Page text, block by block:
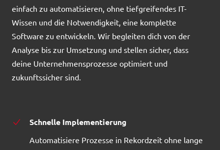
einfach zu automatisieren, ohne tiefgreifendes IT-
Wissen und die Notwendigkeit, eine komplette
Software zu entwickeln. Wir begleiten dich von der
Analyse bis zur Umsetzung und stellen sicher, dass
deine Unternehmensprozesse optimiert und
zukunftssicher sind.
Schnelle Implementierung
Automatisiere Prozesse in Rekordzeit ohne lange